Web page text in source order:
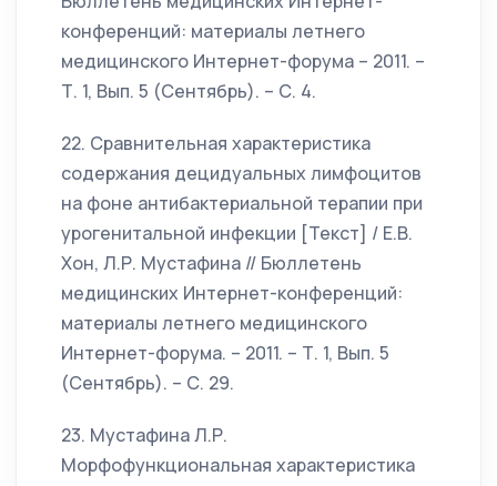
конференций: материалы летнего
медицинского Интернет-форума – 2011. –
Т. 1, Вып. 5 (Сентябрь). – С. 4.
22. Сравнительная характеристика
содержания децидуальных лимфоцитов
на фоне антибактериальной терапии при
урогенитальной инфекции [Текст] / Е.В.
Хон, Л.Р. Мустафина // Бюллетень
медицинских Интернет-конференций:
материалы летнего медицинского
Интернет-форума. – 2011. – Т. 1, Вып. 5
(Сентябрь). – С. 29.
23. Мустафина Л.Р.
Морфофункциональная характеристика